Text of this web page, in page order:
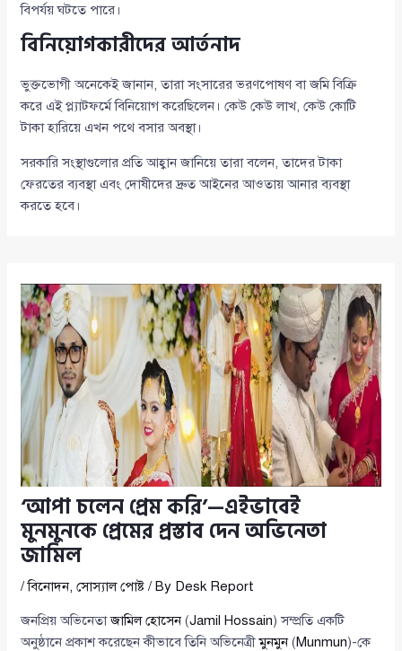
বিপর্যয় ঘটতে পারে।
বিনিয়োগকারীদের আর্তনাদ
ভুক্তভোগী অনেকেই জানান, তারা সংসারের ভরণপোষণ বা জমি বিক্রি
করে এই প্ল্যাটফর্মে বিনিয়োগ করেছিলেন। কেউ কেউ লাখ, কেউ কোটি
টাকা হারিয়ে এখন পথে বসার অবস্থা।
সরকারি সংস্থাগুলোর প্রতি আহ্বান জানিয়ে তারা বলেন, তাদের টাকা
ফেরতের ব্যবস্থা এবং দোষীদের দ্রুত আইনের আওতায় আনার ব্যবস্থা
করতে হবে।
‘আপা চলেন প্রেম করি’—এইভাবেই
মুনমুনকে প্রেমের প্রস্তাব দেন অভিনেতা
জামিল
/বিনোদন,সোস্যাল পোষ্ট / By Desk Report
জনপ্রিয় অভিনেতাজামিল হোসেন(Jamil Hossain) সম্প্রতি একটি
অনুষ্ঠানে প্রকাশ করেছেন কীভাবে তিনি অভিনেত্রীমুনমুন(Munmun)-কে